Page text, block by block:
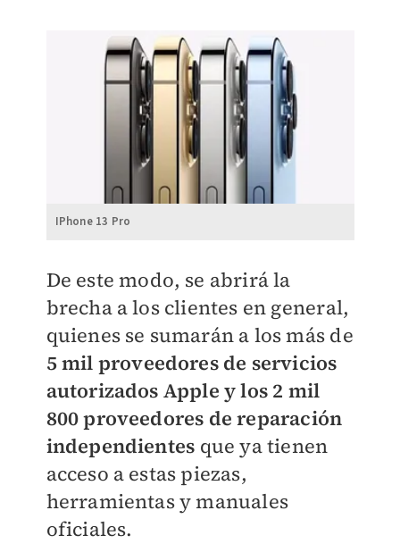
IPhone 13 Pro
De este modo, se abrirá la
brecha a los clientes en general,
quienes se sumarán a los más de
5 mil proveedores de servicios
autorizados Apple y los 2 mil
800 proveedores de reparación
independientes que ya tienen
acceso a estas piezas,
herramientas y manuales
oficiales.